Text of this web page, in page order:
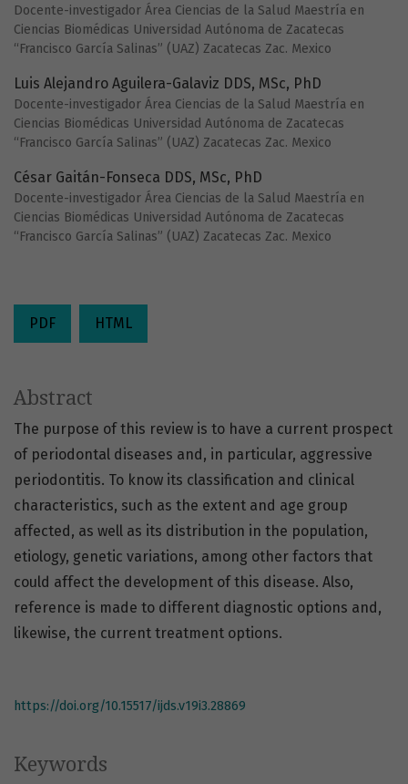
Docente-investigador Área Ciencias de la Salud Maestría en
Ciencias Biomédicas Universidad Autónoma de Zacatecas
“Francisco García Salinas” (UAZ) Zacatecas Zac. Mexico
Luis Alejandro Aguilera-Galaviz DDS, MSc, PhD
Docente-investigador Área Ciencias de la Salud Maestría en
Ciencias Biomédicas Universidad Autónoma de Zacatecas
“Francisco García Salinas” (UAZ) Zacatecas Zac. Mexico
César Gaitán-Fonseca DDS, MSc, PhD
Docente-investigador Área Ciencias de la Salud Maestría en
Ciencias Biomédicas Universidad Autónoma de Zacatecas
“Francisco García Salinas” (UAZ) Zacatecas Zac. Mexico
PDF HTML
Keywords
Abstract
The purpose of this review is to have a current prospect
of periodontal diseases and, in particular, aggressive
periodontitis. To know its classification and clinical
characteristics, such as the extent and age group
affected, as well as its distribution in the population,
etiology, genetic variations, among other factors that
could affect the development of this disease. Also,
reference is made to different diagnostic options and,
likewise, the current treatment options.
https://doi.org/10.15517/ijds.v19i3.28869